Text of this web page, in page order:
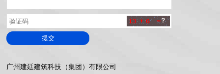
提交
广州建廷建筑科技（集团）有限公司